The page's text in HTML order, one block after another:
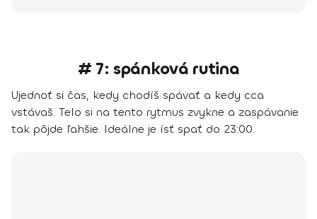
# 7: spánková rutina
Ujednoť si čas, kedy chodíš spávať a kedy cca
vstávaš. Telo si na tento rytmus zvykne a zaspávanie
tak pôjde ľahšie. Ideálne je ísť spať do 23:00.